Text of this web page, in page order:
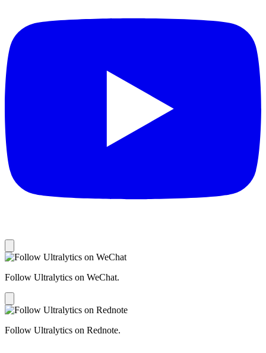
Follow Ultralytics on WeChat.
Follow Ultralytics on Rednote.